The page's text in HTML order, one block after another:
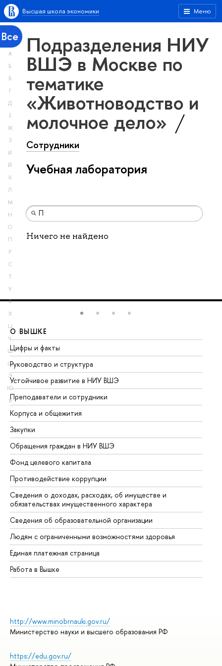
Меню
Высшая школа экономики
Все
А
Б
В
Г
Д
Е
Ж
З
И
Й
К
Л
М
Н
О
П
Р
С
Т
У
Ф
Х
Ц
Ч
Ш
Щ
Э
Ю
Я
Подразделения НИУ
ВШЭ в Москве по
тематике
«Животноводство и
молочное дело»
Сотрудники
Учебная лаборатория
Ничего не найдено
О ВЫШКЕ
Цифры и факты
Руководство и структура
Устойчивое развитие в НИУ ВШЭ
Преподаватели и сотрудники
Корпуса и общежития
Закупки
Обращения граждан в НИУ ВШЭ
Фонд целевого капитала
Противодействие коррупции
Сведения о доходах, расходах, об имуществе и
обязательствах имущественного характера
Сведения об образовательной организации
Людям с ограниченными возможностями здоровья
Единая платежная страница
Работа в Вышке
http://www.minobrnauki.gov.ru/
Министерство науки и высшего образования РФ
https://edu.gov.ru/